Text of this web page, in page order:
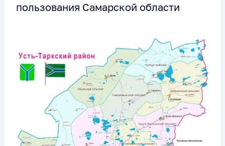
пользования Самарской области